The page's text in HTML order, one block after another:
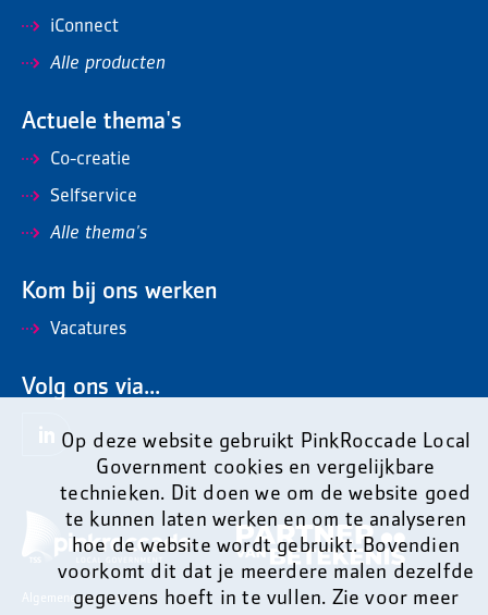
Op deze website gebruikt PinkRoccade Local
Government cookies en vergelijkbare
technieken. Dit doen we om de website goed
te kunnen laten werken en om te analyseren
hoe de website wordt gebruikt. Bovendien
voorkomt dit dat je meerdere malen dezelfde
gegevens hoeft in te vullen. Zie voor meer
iConnect
Alle producten
Actuele thema's
Co-creatie
Selfservice
Alle thema's
Kom bij ons werken
Vacatures
Volg ons via...
Algemene voorwaarden